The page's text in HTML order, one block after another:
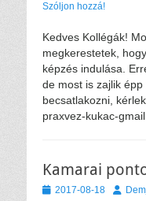
Szóljon hozzá!
Kedves Kollégák!
megkerestetek,
képzés indulása.
de most is zajlik
becsatlakozni,
praxvez-kukac-
Kamarai
Közzétéve
2017-08-18 Szerző